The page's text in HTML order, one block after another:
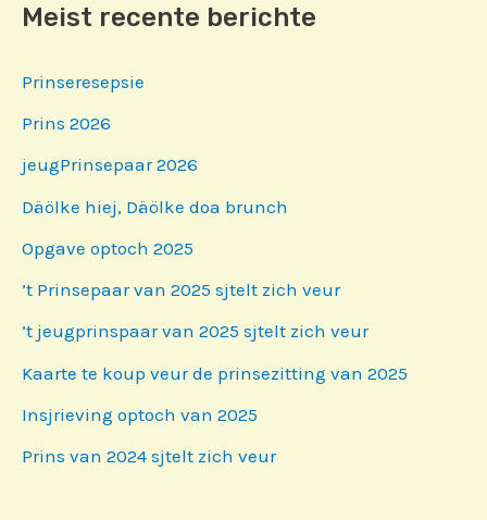
Meist recente berichte
Prinseresepsie
Prins 2026
jeugPrinsepaar 2026
Däölke hiej, Däölke doa brunch
Opgave optoch 2025
’t Prinsepaar van 2025 sjtelt zich veur
’t jeugprinspaar van 2025 sjtelt zich veur
Kaarte te koup veur de prinsezitting van 2025
Insjrieving optoch van 2025
Prins van 2024 sjtelt zich veur